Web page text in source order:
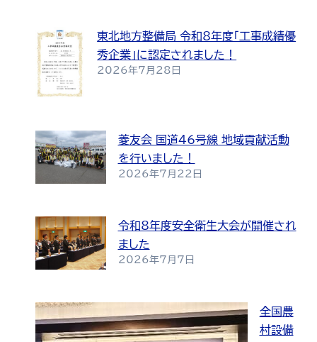
東北地方整備局 令和8年度「工事成績優
秀企業」に認定されました！
2026年7月28日
菱友会 国道46号線 地域貢献活動
を行いました！
2026年7月22日
令和8年度安全衛生大会が開催され
ました
2026年7月7日
全国農
村設備